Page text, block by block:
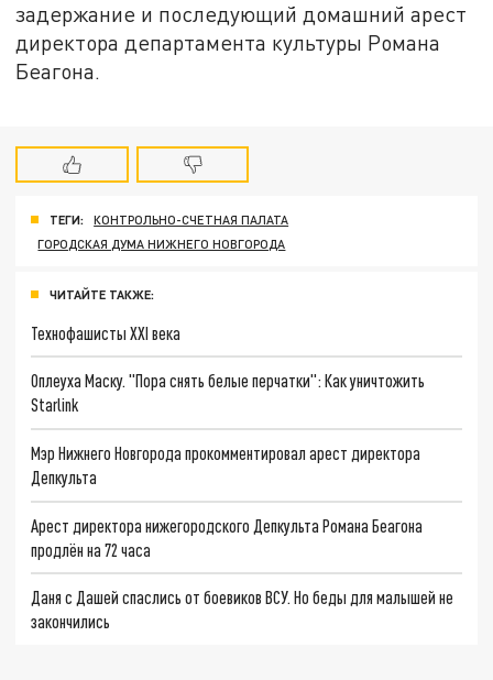
задержание и последующий домашний арест
директора департамента культуры Романа
Беагона.
ТЕГИ:
КОНТРОЛЬНО-СЧЕТНАЯ ПАЛАТА
ГОРОДСКАЯ ДУМА НИЖНЕГО НОВГОРОДА
ЧИТАЙТЕ ТАКЖЕ:
Технофашисты XXI века
Оплеуха Маску. "Пора снять белые перчатки": Как уничтожить
Starlink
Мэр Нижнего Новгорода прокомментировал арест директора
Депкульта
Арест директора нижегородского Депкульта Романа Беагона
продлён на 72 часа
Даня с Дашей спаслись от боевиков ВСУ. Но беды для малышей не
закончились